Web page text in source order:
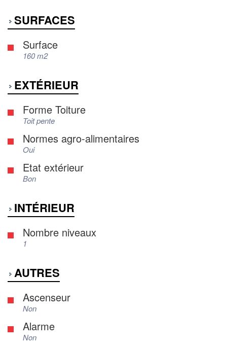
SURFACES
Surface
160 m2
EXTÉRIEUR
Forme Toiture
Toit pente
Normes agro-alimentaires
Oui
Etat extérieur
Bon
INTÉRIEUR
Nombre niveaux
1
AUTRES
Ascenseur
Non
Alarme
Non